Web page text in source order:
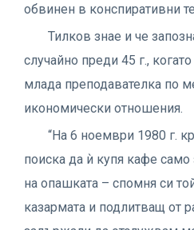
обвинен в конспиративни
Тилков знае и че
случайно преди 45 г.,
млада преподавателка по
икономически отношения.
“На 6 ноември 1980 г.
поиска да ѝ купя кафе
на опашката – спомня си
казармата и подлитващ от